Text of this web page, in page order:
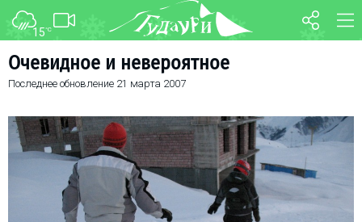
15°C
Очевидное и невероятное
Последнее обновление 21 марта 2007
ФОРУМ КАРТА
ТРАНСФЕР
О курорте
Схема трасс
Ски-пасс
Инструкторы
Прокат
Ски-сервис